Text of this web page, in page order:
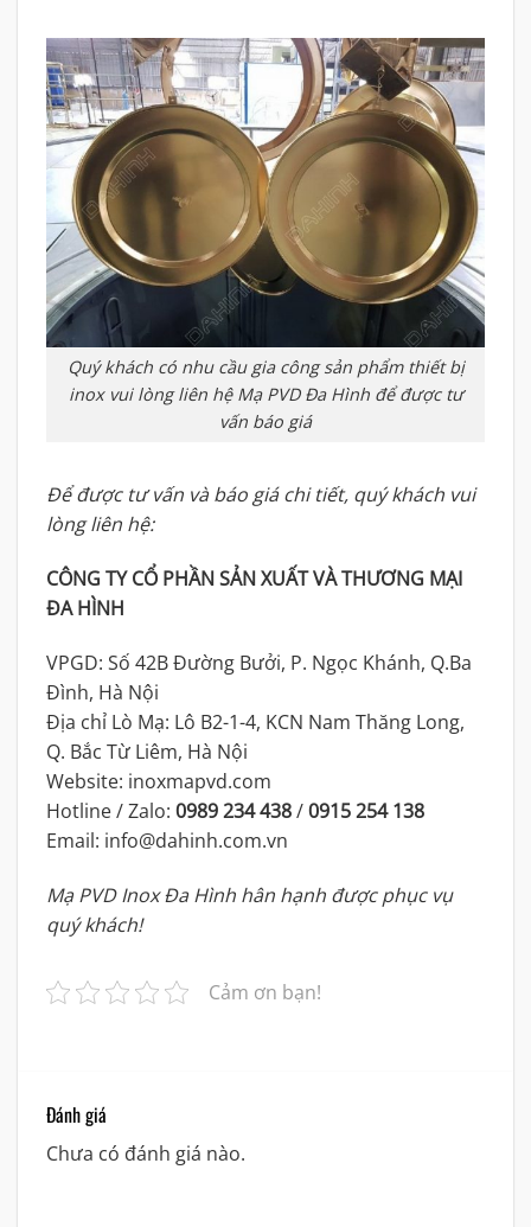
Quý khách có nhu cầu gia công sản phẩm thiết bị
inox vui lòng liên hệ Mạ PVD Đa Hình để được tư
vấn báo giá
Để được tư vấn và báo giá chi tiết, quý khách vui
lòng liên hệ:
CÔNG TY CỔ PHẦN SẢN XUẤT VÀ THƯƠNG MẠI
ĐA HÌNH
VPGD: Số 42B Đường Bưởi, P. Ngọc Khánh, Q.Ba
Đình, Hà Nội
Địa chỉ Lò Mạ: Lô B2-1-4, KCN Nam Thăng Long,
Q. Bắc Từ Liêm, Hà Nội
Website: inoxmapvd.com
Hotline / Zalo: 0989 234 438/0915 254 138
Email: info@dahinh.com.vn
Mạ PVD Inox Đa Hình hân hạnh được phục vụ
quý khách!
Cảm ơn bạn!
Đánh giá
Chưa có đánh giá nào.